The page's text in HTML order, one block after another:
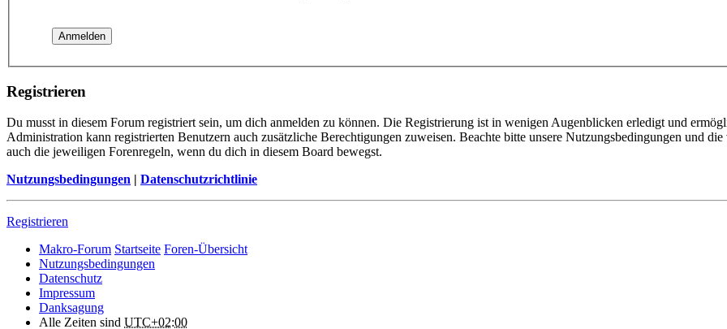
Registrieren
Du musst in diesem Forum registriert sein, um dich anmelden zu können. Die Registrierung ist in wenigen Augenblicken erledigt und
Administration kann registrierten Benutzern auch zusätzliche Berechtigungen zuweisen. Beachte bitte unsere Nutzungsbedingungen und
auch die jeweiligen Forenregeln, wenn du dich in diesem Board bewegst.
Nutzungsbedingungen | Datenschutzrichtlinie
Registrieren
Makro-Forum Startseite Foren-Übersicht
Nutzungsbedingungen
Datenschutz
Impressum
Danksagung
Alle Zeiten sind UTC+02:00